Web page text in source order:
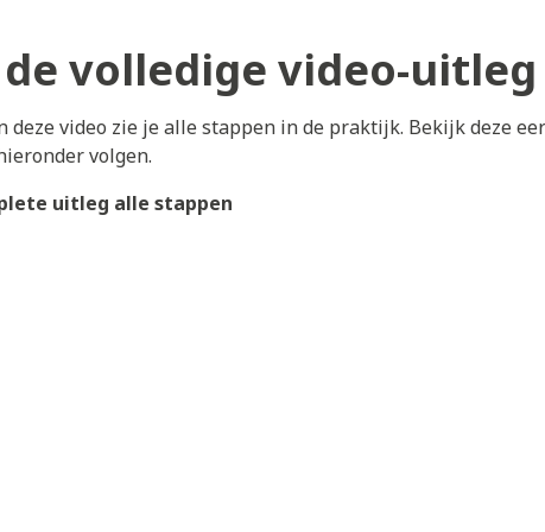
volledige video-uitleg
deze video zie je alle stappen in de praktijk. Bekijk deze
volgen.
uitleg alle stappen